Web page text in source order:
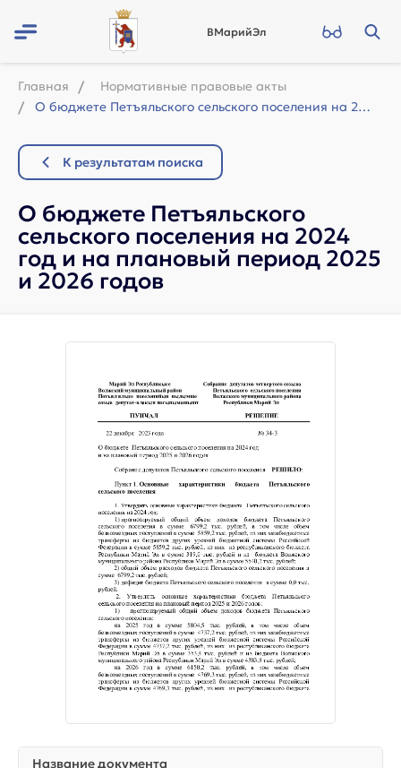
ВМарийЭл
Главная
Нормативные правовые акты
О бюджете Петъяльского сельского поселения на 2024 год и на плановый период 2025...
К результатам поиска
О бюджете Петъяльского
сельского поселения на 2024
год и на плановый период 2025
и 2026 годов
Название документа